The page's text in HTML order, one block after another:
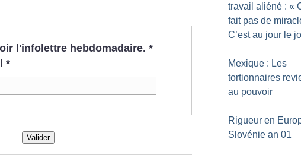
l'infolettre hebdomadaire. *
*
Valider
travail aliéné : «
fait pas de
C’est au jour le
Mexique : Les
tortionnaires
au pouvoir
Rigueur en
Slovénie an 01